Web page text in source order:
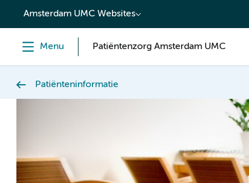
content
Amsterdam UMC Websites
Menu Patiëntenzorg Amsterdam UMC
Patiënteninformatie